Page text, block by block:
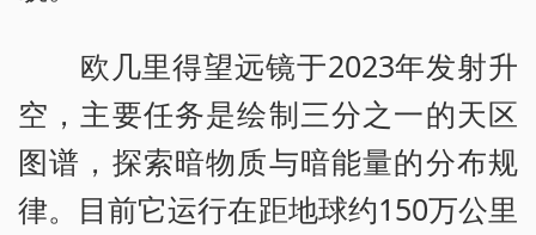
欧几里得望远镜于2023年发射升
空，主要任务是绘制三分之一的天区
图谱，探索暗物质与暗能量的分布规
律。目前它运行在距地球约150万公里